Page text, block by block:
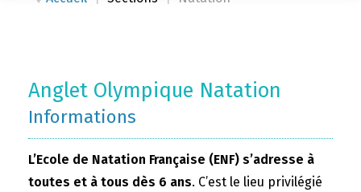
Anglet Olympique Natation
Informations
L’Ecole de Natation Française (ENF) s’adresse à
toutes et à tous dès 6 ans. C’est le lieu privilégié